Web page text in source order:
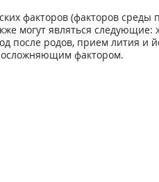
факторов (факторов
могут являться
после родов, прием лития
осложняющим фактором.